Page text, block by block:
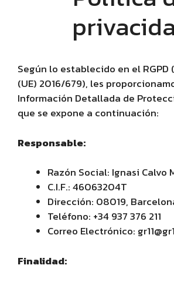
Según lo establecido en el RGPD
(UE) 2016/679), les
Información Detallada de
que se expone a continuación:
Responsable:
Razón Social: Ignasi Calvo
C.I.F.: 46063204T
Dirección: 08019,
Teléfono: +34 937 376 211
Correo Electrónico:
Finalidad: